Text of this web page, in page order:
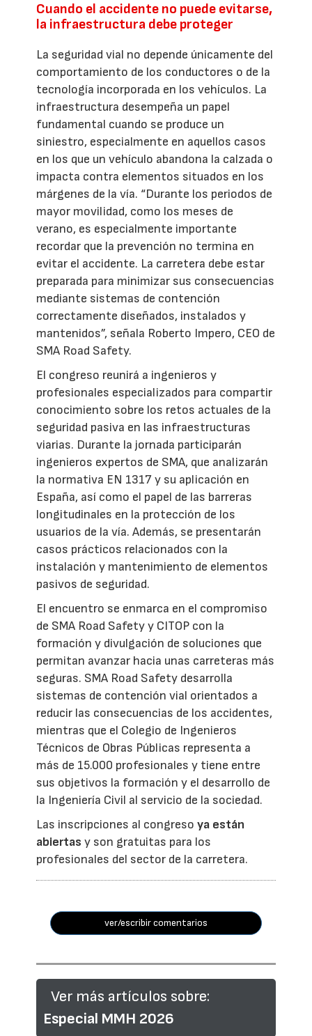
Cuando el accidente no puede evitarse,
la infraestructura debe proteger
La seguridad vial no depende únicamente del
comportamiento de los conductores o de la
tecnología incorporada en los vehículos. La
infraestructura desempeña un papel
fundamental cuando se produce un
siniestro, especialmente en aquellos casos
en los que un vehículo abandona la calzada o
impacta contra elementos situados en los
márgenes de la vía. “Durante los periodos de
mayor movilidad, como los meses de
verano, es especialmente importante
recordar que la prevención no termina en
evitar el accidente. La carretera debe estar
preparada para minimizar sus consecuencias
mediante sistemas de contención
correctamente diseñados, instalados y
mantenidos”, señala Roberto Impero, CEO de
SMA Road Safety.
El congreso reunirá a ingenieros y
profesionales especializados para compartir
conocimiento sobre los retos actuales de la
seguridad pasiva en las infraestructuras
viarias. Durante la jornada participarán
ingenieros expertos de SMA, que analizarán
la normativa EN 1317 y su aplicación en
España, así como el papel de las barreras
longitudinales en la protección de los
usuarios de la vía. Además, se presentarán
casos prácticos relacionados con la
instalación y mantenimiento de elementos
pasivos de seguridad.
El encuentro se enmarca en el compromiso
de SMA Road Safety y CITOP con la
formación y divulgación de soluciones que
permitan avanzar hacia unas carreteras más
seguras. SMA Road Safety desarrolla
sistemas de contención vial orientados a
reducir las consecuencias de los accidentes,
mientras que el Colegio de Ingenieros
Técnicos de Obras Públicas representa a
más de 15.000 profesionales y tiene entre
sus objetivos la formación y el desarrollo de
la Ingeniería Civil al servicio de la sociedad.
Las inscripciones al congresoya están
abiertas y son gratuitas para los
profesionales del sector de la carretera.
ver/escribir comentarios
Ver más artículos sobre:
Especial MMH 2026